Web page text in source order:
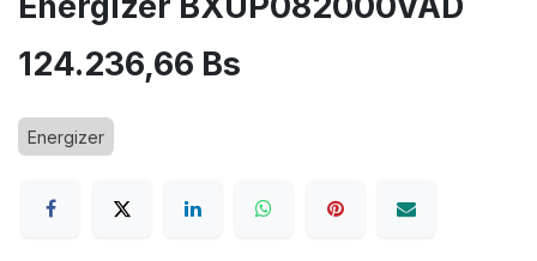
124.236,66 Bs
Energizer